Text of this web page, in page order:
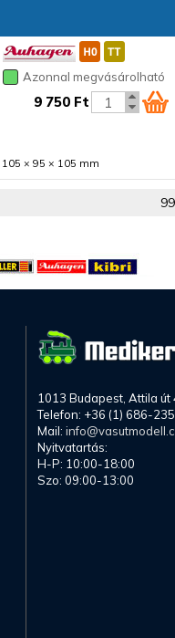
Azonnal megvásárolható
9 750 Ft
105 × 95 × 105 mm
1013 Budapest, Attila út
Telefon: +36 (1) 686-
Mail:
Nyitvatartás:
H-P: 10:00-18:00
Szo: 09:00-13:00